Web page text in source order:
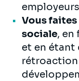
Vous
sociale, en
et en étant